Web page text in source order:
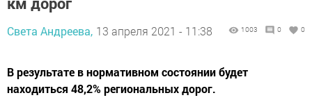
Света Андреева, 13 апреля 2021 - 11:38 1003 0 0
В результате в нормативном состоянии будет
находиться 48,2% региональных дорог.